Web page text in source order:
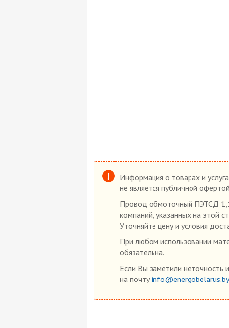
Информация о товарах и
не является публичной
Провод обмоточный ПЭТСД
компаний, указанных на этой
Уточняйте цену и условия
При любом использовании
обязательна.
Если Вы заметили неточность
на почту info@energobelarus.by